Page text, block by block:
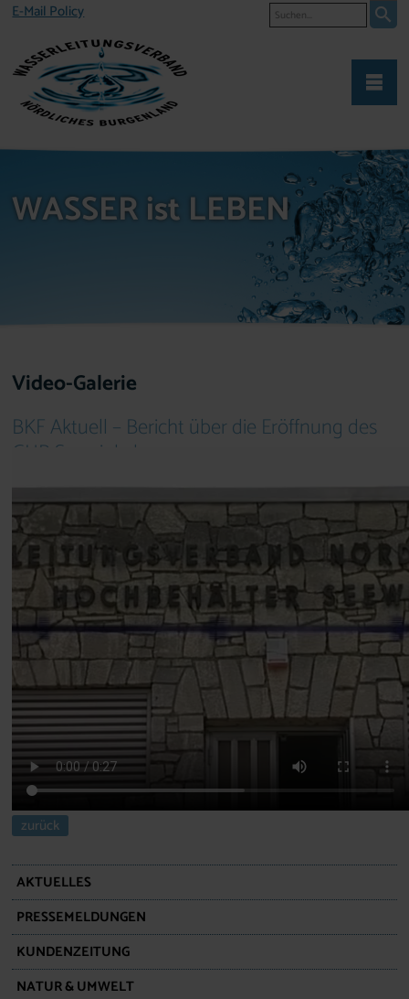
E-Mail Policy Suche
WASSER ist LEBEN
Video-Galerie
BKF Aktuell – Bericht über die Eröffnung des
GHB Seewinkel
Dauer: ca. 0,5 Min. | Datum: 26.05.06
zurück
AKTUELLES
PRESSEMELDUNGEN
KUNDENZEITUNG
NATUR & UMWELT